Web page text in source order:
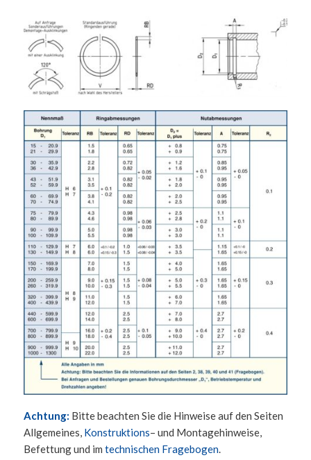
Achtung: Bitte beachten Sie die Hinweise auf den Seiten
Allgemeines, Konstruktions– und Montagehinweise,
Befettung und im technischen Fragebogen.